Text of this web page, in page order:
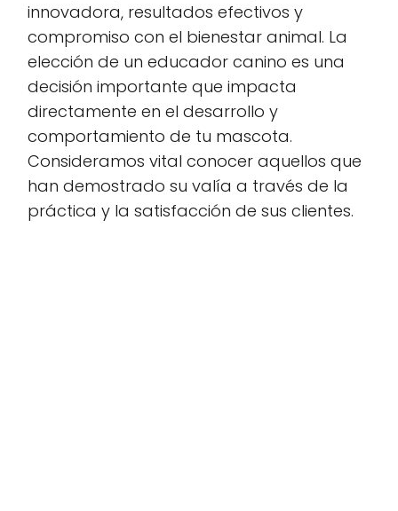
innovadora, resultados efectivos y
compromiso con el bienestar animal. La
elección de un educador canino es una
decisión importante que impacta
directamente en el desarrollo y
comportamiento de tu mascota.
Consideramos vital conocer aquellos que
han demostrado su valía a través de la
práctica y la satisfacción de sus clientes.